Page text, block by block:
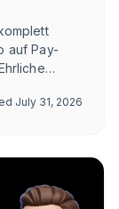
auf Pay-
mit
July 31, 2026